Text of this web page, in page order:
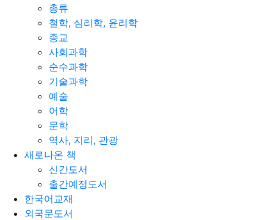
총류
철학, 심리학, 윤리학
종교
사회과학
순수과학
기술과학
예술
어학
문학
역사, 지리, 관광
새로나온 책
신간도서
출간예정도서
한국어교재
외국문도서